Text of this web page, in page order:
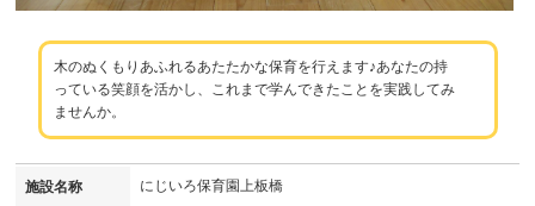
木のぬくもりあふれるあたたかな保育を行えます♪あなたの持
っている笑顔を活かし、これまで学んできたことを実践してみ
ませんか。
施設名称 にじいろ保育園上板橋